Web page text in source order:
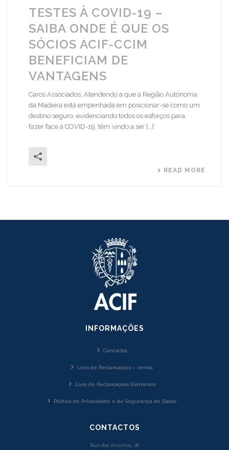
TESTES À COVID-19 –
SAIBA ONDE É QUE OS
SÓCIOS ACIF-CCIM
BENEFICIAM DE
VANTAGENS
Caros Associados, Atendendo a que a Região Autónoma
da Madeira está empenhada em posicionar-se como um
destino seguro, evidenciando todos os esforços para
fazer face à COVID-19, têm vindo a ser [...]
READ MORE
INFORMAÇÕES
Contactos
Livro de Reclamações – venda
Livro de Reclamações Eletrónico
Política de Privacidade e de Segurança de Dados
CONTACTOS
Rua dos Aranhas, 26